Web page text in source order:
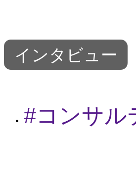
インタビュー
コンサル